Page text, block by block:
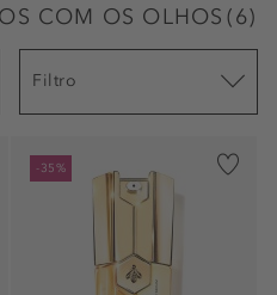
COM OS OLHOS (6)
Filtro
-35%